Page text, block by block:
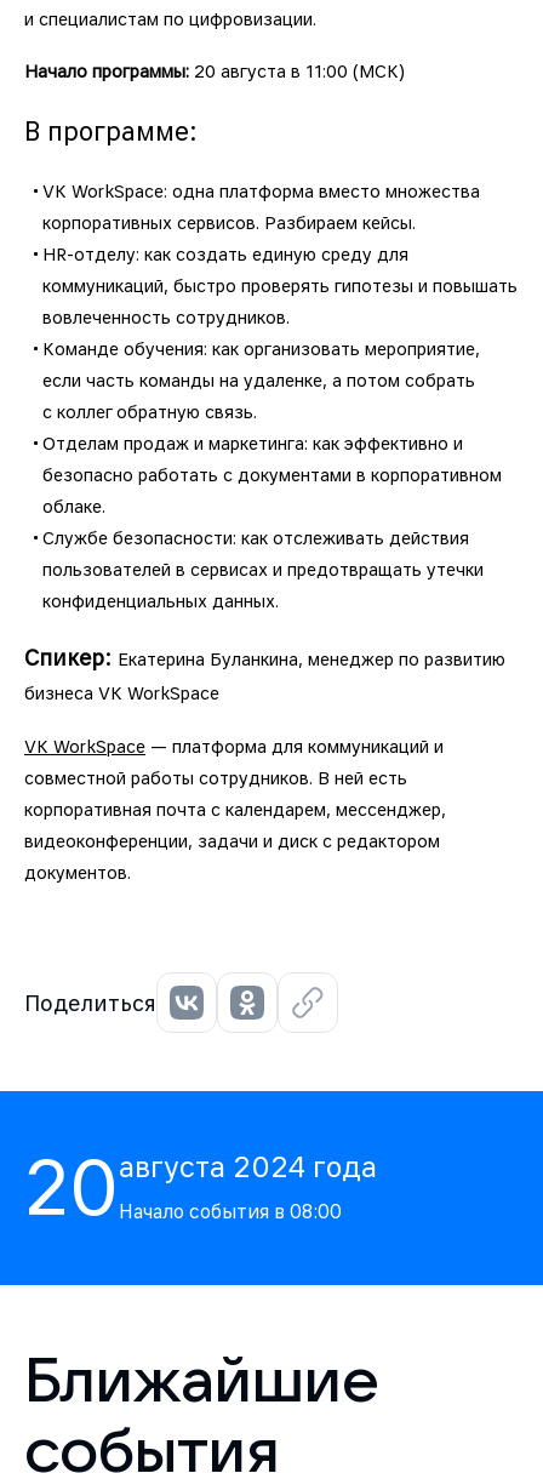
и специалистам по цифровизации.
Начало программы: 20 августа в 11:00 (МСК)
В программе:
VK WorkSpace: одна платформа вместо множества
корпоративных сервисов. Разбираем кейсы.
HR-отделу: как создать единую среду для
коммуникаций, быстро проверять гипотезы и повышать
вовлеченность сотрудников.
Команде обучения: как организовать мероприятие,
если часть команды на удаленке, а потом собрать
с коллег обратную связь.
Отделам продаж и маркетинга: как эффективно и
безопасно работать с документами в корпоративном
облаке.
Службе безопасности: как отслеживать действия
пользователей в сервисах и предотвращать утечки
конфиденциальных данных.
Спикер: Екатерина Буланкина, менеджер по развитию
бизнеса VK WorkSpace
VK WorkSpace — платформа для коммуникаций и
совместной работы сотрудников. В ней есть
корпоративная почта с календарем, мессенджер,
видеоконференции, задачи и диск с редактором
документов.
Поделиться
20августа 2024 года
Начало события в 08:00
Ближайшие
события